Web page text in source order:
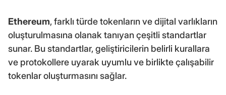
Ethereum, farklı türde tokenların ve dijital varlıkların
oluşturulmasına olanak tanıyan çeşitli standartlar
sunar. Bu standartlar, geliştiricilerin belirli kurallara
ve protokollere uyarak uyumlu ve birlikte çalışabilir
tokenlar oluşturmasını sağlar.